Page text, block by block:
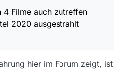
4 Filme auch zutreffen
2020 ausgestrahlt
hier im Forum zeigt, ist